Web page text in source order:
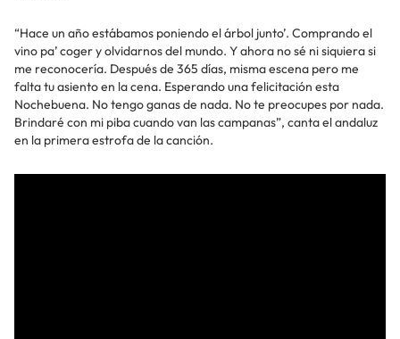
“Hace un año estábamos poniendo el árbol junto’. Comprando el
vino pa’ coger y olvidarnos del mundo. Y ahora no sé ni siquiera si
me reconocería. Después de 365 días, misma escena pero me
falta tu asiento en la cena. Esperando una felicitación esta
Nochebuena. No tengo ganas de nada. No te preocupes por nada.
Brindaré con mi piba cuando van las campanas”, canta el andaluz
en la primera estrofa de la canción.